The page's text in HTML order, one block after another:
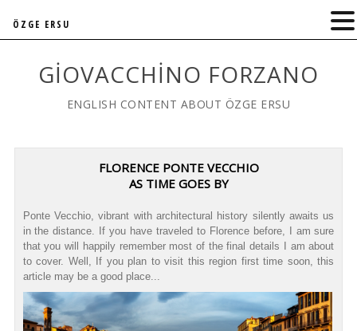
GIOVACCHINO FORZANO
ENGLISH CONTENT ABOUT ÖZGE ERSU
FLORENCE PONTE VECCHIO
AS TIME GOES BY
Ponte Vecchio, vibrant with architectural history silently awaits us
in the distance. If you have traveled to Florence before, I am sure
that you will happily remember most of the final details I am about
to cover. Well, If you plan to visit this region first time soon, this
article may be a good place...
ÖZGE ERSU